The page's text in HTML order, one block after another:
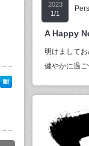
2023
1/1
A Happy
明けまして
健やかに過